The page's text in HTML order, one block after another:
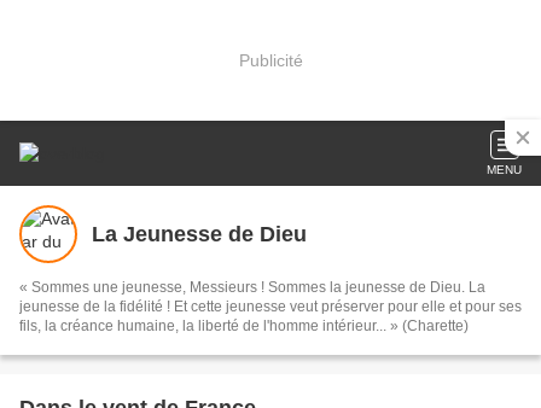
Publicité
MENU
La Jeunesse de Dieu
« Sommes une jeunesse, Messieurs ! Sommes la jeunesse de Dieu. La
jeunesse de la fidélité ! Et cette jeunesse veut préserver pour elle et pour ses
fils, la créance humaine, la liberté de l'homme intérieur... » (Charette)